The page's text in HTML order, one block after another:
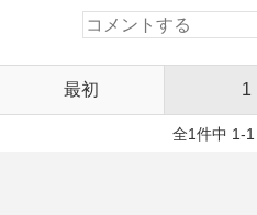
最初 1
全1件中 1-